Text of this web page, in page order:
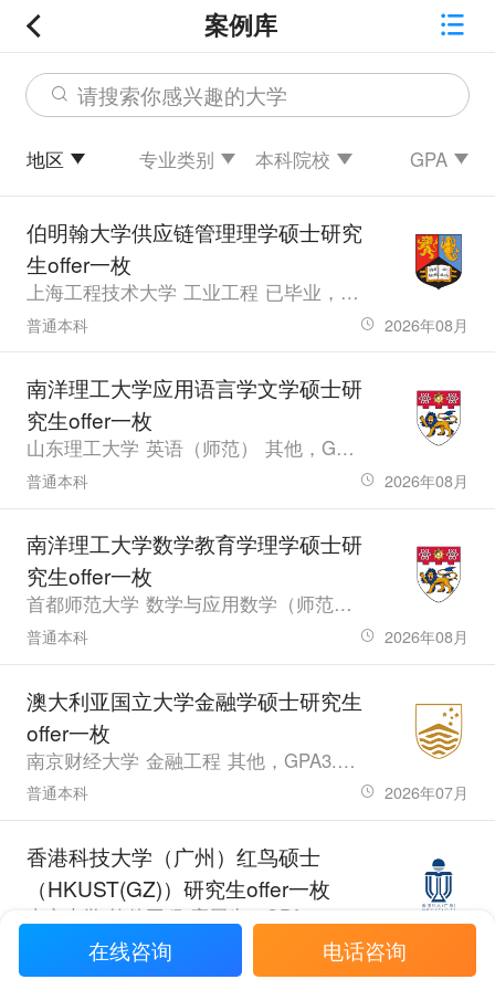
案例库
请搜索你感兴趣的大学
地区 专业类别 本科院校 GPA
伯明翰大学供应链管理理学硕士研究
生offer一枚
上海工程技术大学 工业工程 已毕业，GPA3.4
普通本科 2026年08月
南洋理工大学应用语言学文学硕士研
究生offer一枚
山东理工大学 英语（师范） 其他，GPA3.51，雅思7.0、六级587、专四82、专八72
普通本科 2026年08月
南洋理工大学数学教育学理学硕士研
究生offer一枚
首都师范大学 数学与应用数学（师范） 应届生，GPA83.33，雅思6.5、六级508.0
普通本科 2026年08月
澳大利亚国立大学金融学硕士研究生
offer一枚
南京财经大学 金融工程 其他，GPA3.48，雅思6.5、六级485
普通本科 2026年07月
香港科技大学（广州）红鸟硕士
（HKUST(GZ)）研究生offer一枚
在线咨询 电话咨询